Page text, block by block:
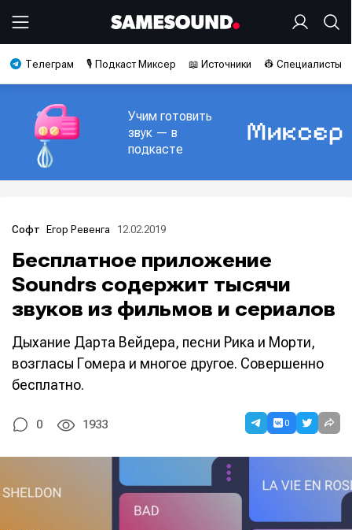
Телеграм 🎙️ Подкаст Миксер 📖 Источники 👷 Специалисты
Учим готовить
звук — в
подкасте
Софт Егор Ревенга 12.02.2019
Бесплатное приложение
Soundrs содержит тысячи
звуков из фильмов и сериалов
Дыхание Дарта Вейдера, песни Рика и Морти,
возгласы Гомера и многое другое. Совершенно
бесплатно.
0 1933 0